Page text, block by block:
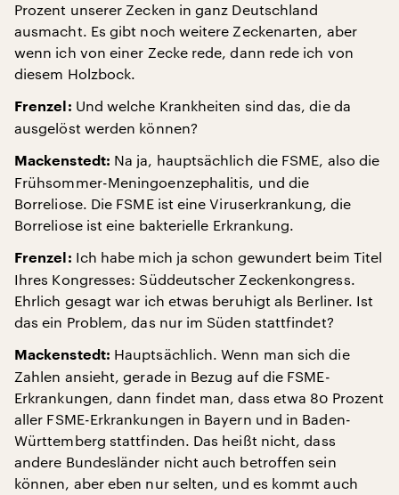
Prozent unserer Zecken in ganz Deutschland
ausmacht. Es gibt noch weitere Zeckenarten, aber
wenn ich von einer Zecke rede, dann rede ich von
diesem Holzbock.
Frenzel: Und welche Krankheiten sind das, die da
ausgelöst werden können?
Mackenstedt: Na ja, hauptsächlich die FSME, also die
Frühsommer-Meningoenzephalitis, und die
Borreliose. Die FSME ist eine Viruserkrankung, die
Borreliose ist eine bakterielle Erkrankung.
Frenzel: Ich habe mich ja schon gewundert beim Titel
Ihres Kongresses: Süddeutscher Zeckenkongress.
Ehrlich gesagt war ich etwas beruhigt als Berliner. Ist
das ein Problem, das nur im Süden stattfindet?
Mackenstedt: Hauptsächlich. Wenn man sich die
Zahlen ansieht, gerade in Bezug auf die FSME-
Erkrankungen, dann findet man, dass etwa 80 Prozent
aller FSME-Erkrankungen in Bayern und in Baden-
Württemberg stattfinden. Das heißt nicht, dass
andere Bundesländer nicht auch betroffen sein
können, aber eben nur selten, und es kommt auch